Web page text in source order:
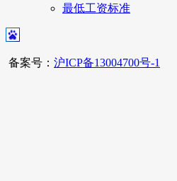
最低工资标准
备案号： 沪ICP备13004700号-1